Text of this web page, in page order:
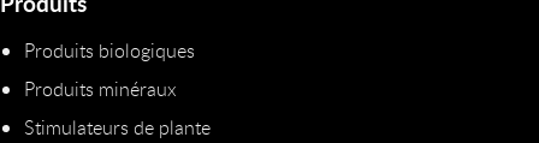
Produits biologiques
Produits minéraux
Stimulateurs de plante